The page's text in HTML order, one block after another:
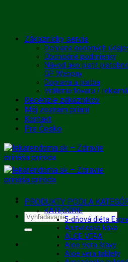
Skip
Zákaznícky servis
Ochrana osobných
Obchodné podmienky
Návod ako platiť
GP Webpay
Doprava a platba
Vrátenie tovaru /
Recenzie zákazníkov
Môj zoznam prianí
Kontakt
Pre Česko
Hľadať:
PRODUKTY PODĽA
KATEGÓRIE
5-dňová diéta
Ajurvédska káva
ALOE VERA
Aloe Vera šťavy
Aloe vera tablety